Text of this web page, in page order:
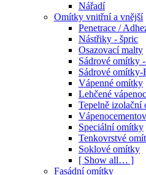
Nářadí
Omítky vnitřní a vnější
Penetrace /
Nástřiky - špric
Osazovací malty
Sádrové omítky
Sádrové omítky-
Vápenné omítky
Lehčené
Tepelně izolační
Speciální omítky
Tenkovrstvé
Soklové omítky
[ Show all… ]
Fasádní omítky